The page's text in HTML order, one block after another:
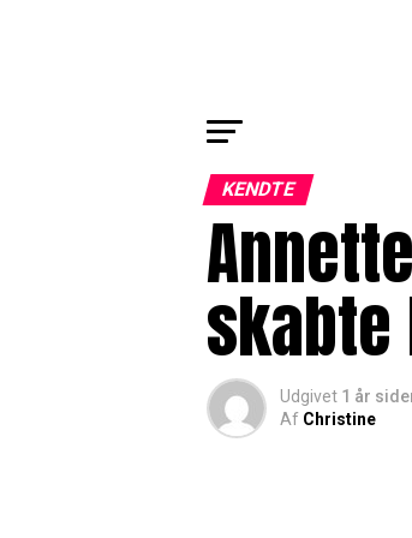
KENDTE
Udgivet 1 år
Af Christine